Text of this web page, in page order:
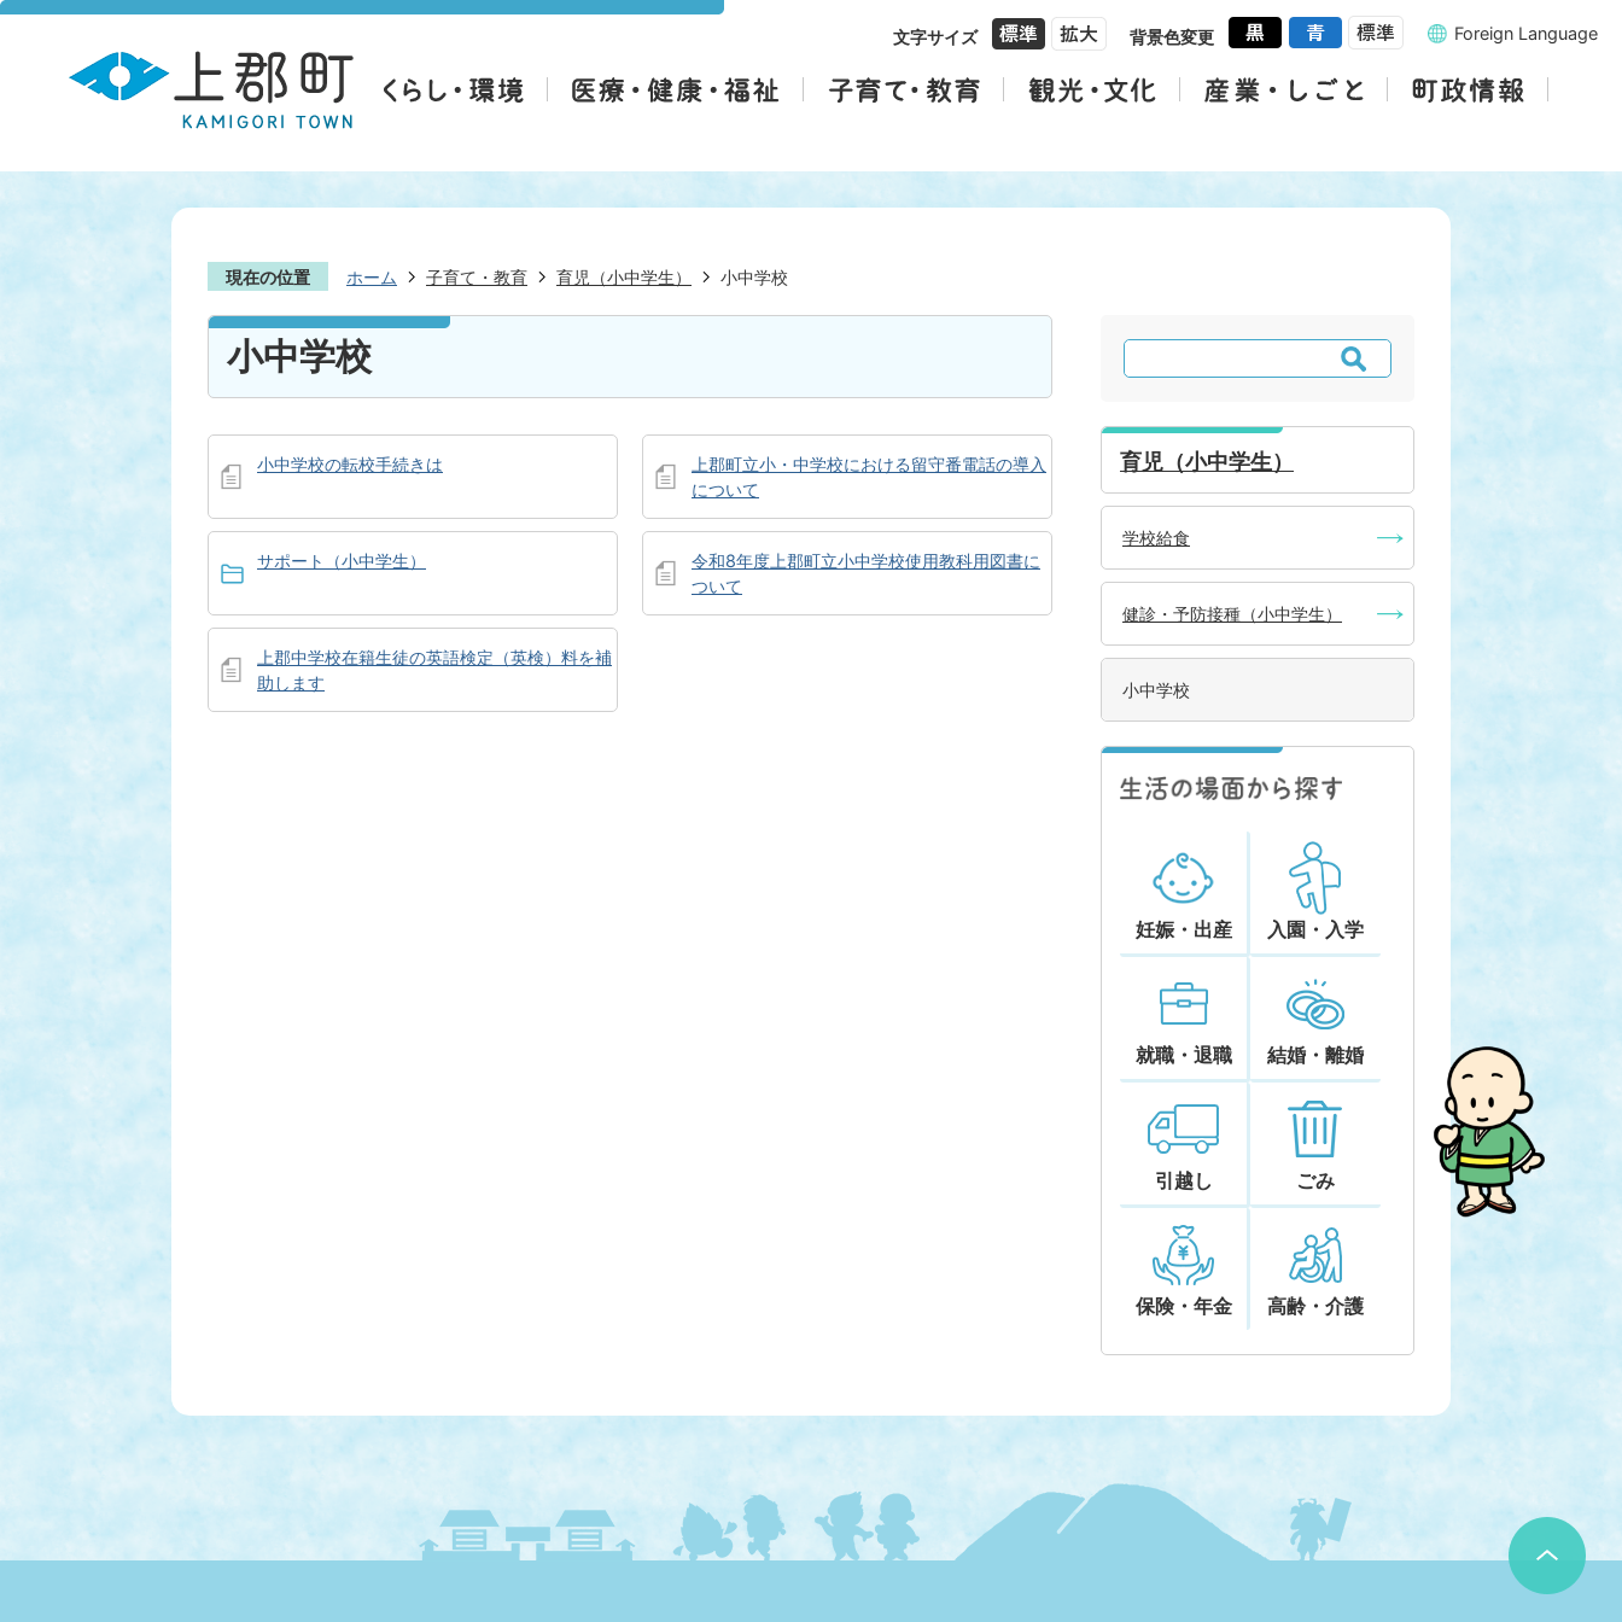
文字サイズ 背景色変更 Foreign Language
現在の位置 ホーム 子育て・教育 育児（小中学生） 小中学校
小中学校
小中学校の転校手続きは
上郡町立小・中学校における留守番電話の導入
について
サポート（小中学生）
令和8年度上郡町立小中学校使用教科用図書に
ついて
上郡中学校在籍生徒の英語検定（英検）料を補
助します
検
索
育児（小中学生）
学校給食
健診・予防接種（小中学生）
小中学校
妊娠・出産 入園・入学
就職・退職 結婚・離婚
引越し ごみ
保険・年金 高齢・介護